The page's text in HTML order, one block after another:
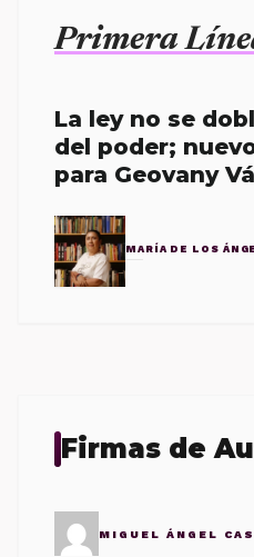
Primera
La ley no se
del poder;
para Geovany
MARÍA DE LOS
Firmas de
MIGUEL ÁNGEL